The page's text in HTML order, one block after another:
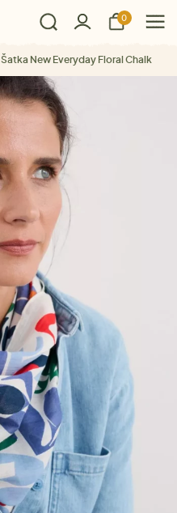
0
Šatka New Everyday Floral Chalk